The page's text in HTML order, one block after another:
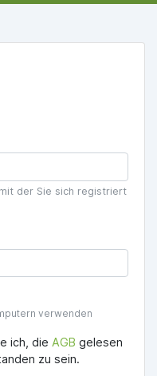
der Sie sich registriert
verwenden
ich, die AGB gelesen
zu sein.